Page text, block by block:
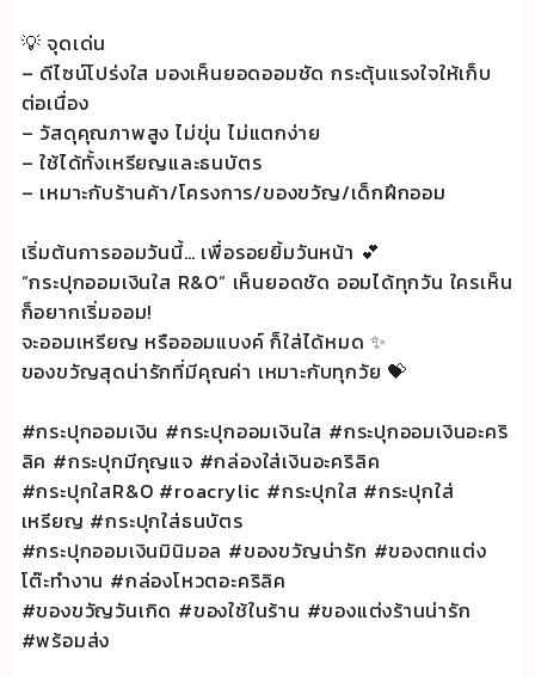
💡 จุดเด่น
– ดีไซน์โปร่งใส มองเห็นยอดออมชัด กระตุ้นแรงใจให้เก็บ
ต่อเนื่อง
– วัสดุคุณภาพสูง ไม่ขุ่น ไม่แตกง่าย
– ใช้ได้ทั้งเหรียญและธนบัตร
– เหมาะกับร้านค้า/โครงการ/ของขวัญ/เด็กฝึกออม
เริ่มต้นการออมวันนี้… เพื่อรอยยิ้มวันหน้า 💕
“กระปุกออมเงินใส R&O” เห็นยอดชัด ออมได้ทุกวัน ใครเห็น
ก็อยากเริ่มออม!
จะออมเหรียญ หรือออมแบงค์ ก็ใส่ได้หมด ✨
ของขวัญสุดน่ารักที่มีคุณค่า เหมาะกับทุกวัย 💝
#กระปุกออมเงิน #กระปุกออมเงินใส #กระปุกออมเงินอะคริ
ลิค #กระปุกมีกุญแจ #กล่องใส่เงินอะคริลิค
#กระปุกใสR&O #roacrylic #กระปุกใส #กระปุกใส่
เหรียญ #กระปุกใส่ธนบัตร
#กระปุกออมเงินมินิมอล #ของขวัญน่ารัก #ของตกแต่ง
โต๊ะทำงาน #กล่องโหวตอะคริลิค
#ของขวัญวันเกิด #ของใช้ในร้าน #ของแต่งร้านน่ารัก
#พร้อมส่ง